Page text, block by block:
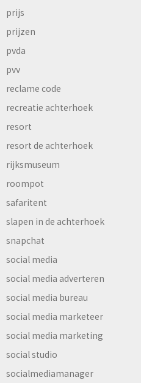
prijs
prijzen
pvda
pvv
reclame code
recreatie achterhoek
resort
resort de achterhoek
rijksmuseum
roompot
safaritent
slapen in de achterhoek
snapchat
social media
social media adverteren
social media bureau
social media marketeer
social media marketing
social studio
socialmediamanager